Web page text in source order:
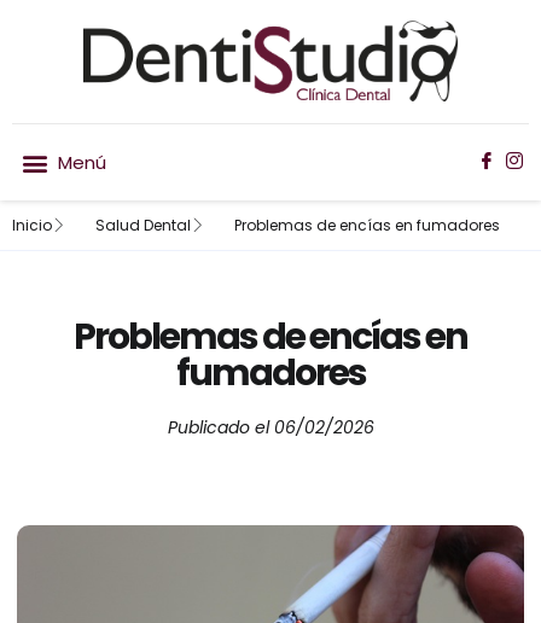
Inicio Salud Dental Problemas de encías en fumadores
Problemas de encías en
fumadores
Publicado el 06/02/2026